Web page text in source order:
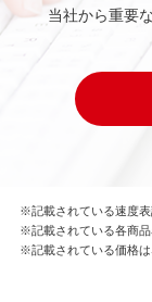
当社から重要
※記載されている速度表
※記載されている各商品
※記載されている価格は